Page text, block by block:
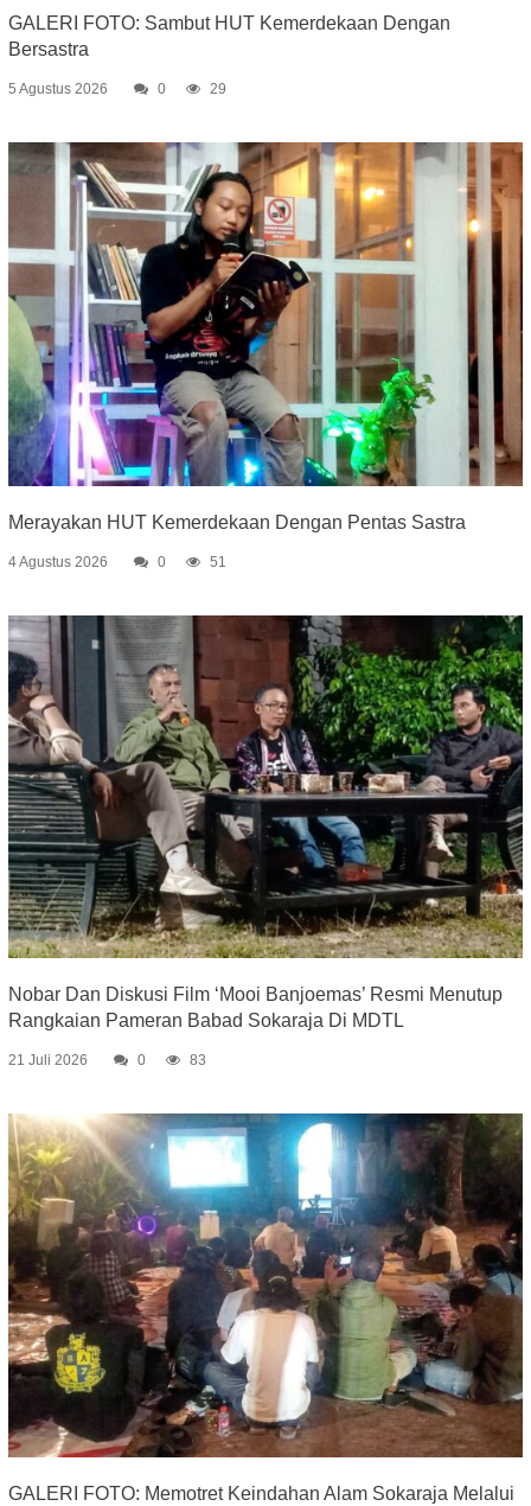
GALERI FOTO: Sambut HUT Kemerdekaan Dengan
Bersastra
5 Agustus 2026 0 29
Merayakan HUT Kemerdekaan Dengan Pentas Sastra
4 Agustus 2026 0 51
Nobar Dan Diskusi Film ‘Mooi Banjoemas’ Resmi Menutup
Rangkaian Pameran Babad Sokaraja Di MDTL
21 Juli 2026 0 83
GALERI FOTO: Memotret Keindahan Alam Sokaraja Melalui